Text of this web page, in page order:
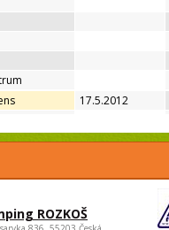
17.5.2012
ROZKOŠ